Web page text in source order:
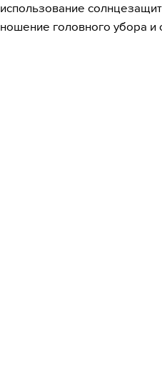
использование
ношение головного убора и